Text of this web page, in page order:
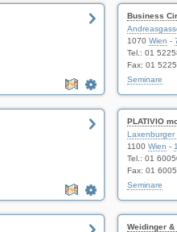
Business
1070 Wien -
Tel.: 01
Fax: 01
Seminare
PLATIVIO
1100 Wien -
Tel.: 01
Fax: 01
Seminare
Weidinger &